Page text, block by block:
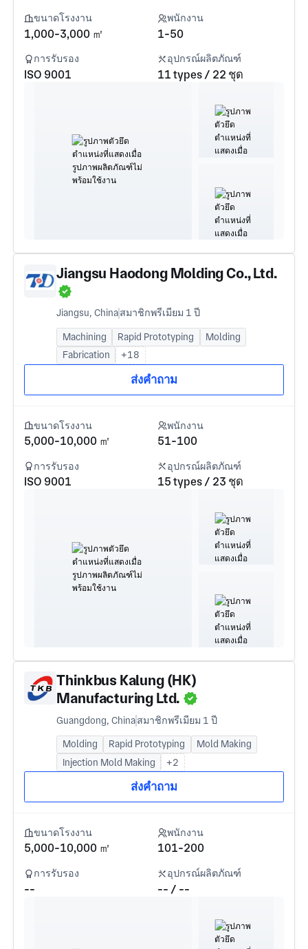
ขนาดโรงงาน
1,000-3,000 ㎡
พนักงาน
1-50
การรับรอง
ISO 9001
อุปกรณ์ผลิตภัณฑ์
11 types / 22 ชุด
Jiangsu Haodong Molding Co., Ltd.
Jiangsu, Chinaสมาชิกพรีเมียม 1 ปี
Machining Rapid Prototyping
Molding
Fabrication
+18
ส่งคำถาม
ขนาดโรงงาน
5,000-10,000 ㎡
พนักงาน
51-100
การรับรอง
ISO 9001
อุปกรณ์ผลิตภัณฑ์
15 types / 23 ชุด
Thinkbus Kalung (HK)
Manufacturing Ltd.
Guangdong, Chinaสมาชิกพรีเมียม 1 ปี
Molding Rapid Prototyping
Mold Making
Injection Mold Making
+2
ส่งคำถาม
ขนาดโรงงาน
5,000-10,000 ㎡
พนักงาน
101-200
การรับรอง
--
อุปกรณ์ผลิตภัณฑ์
-- / --